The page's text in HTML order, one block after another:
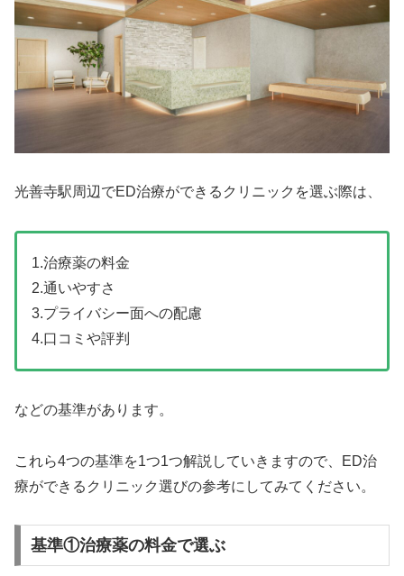
光善寺駅周辺でED治療ができるクリニックを選ぶ際は、
1.治療薬の料金
2.通いやすさ
3.プライバシー面への配慮
4.口コミや評判
などの基準があります。
これら4つの基準を1つ1つ解説していきますので、ED治
療ができるクリニック選びの参考にしてみてください。
基準①治療薬の料金で選ぶ